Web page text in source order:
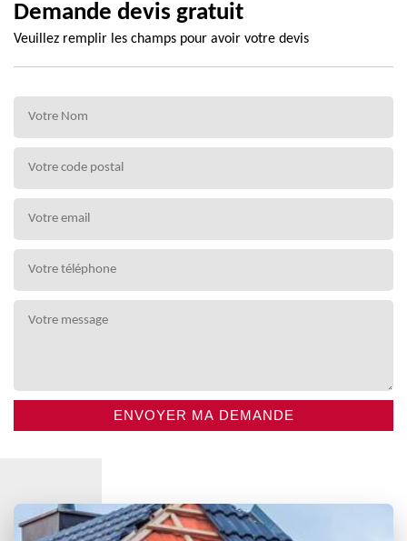
Demande devis gratuit
Veuillez remplir les champs pour avoir votre devis